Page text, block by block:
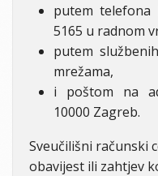
putem telefona
5165 u radnom
putem
mrežama,
i poštom na
10000 Zagreb.
Sveučilišni računski
obavijest ili zahtjev